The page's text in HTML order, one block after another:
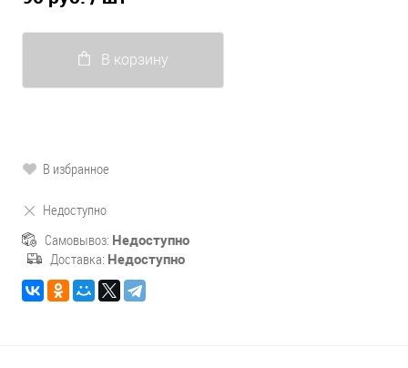
В корзину
В избранное
Недоступно
Самовывоз: Недоступно
Доставка: Недоступно